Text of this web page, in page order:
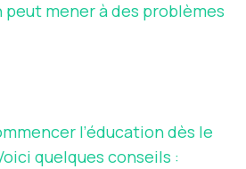
peut mener à des problèmes
l’éducation dès le
quelques conseils :